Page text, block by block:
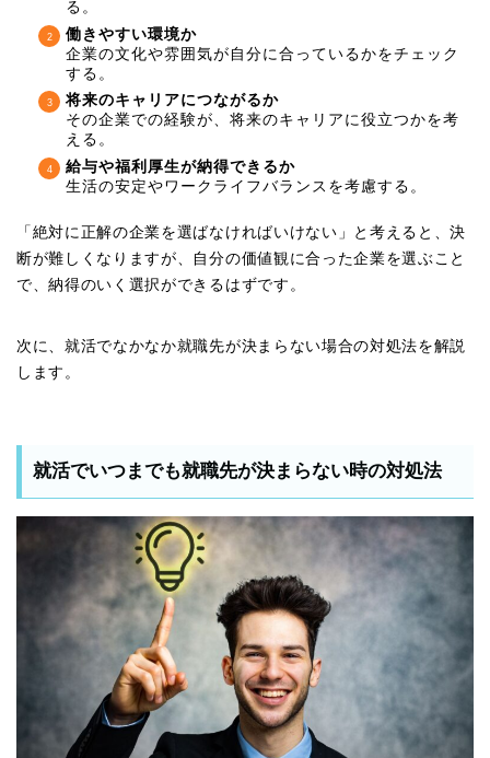
る。
働きやすい環境か
企業の文化や雰囲気が自分に合っているかをチェック
する。
将来のキャリアにつながるか
その企業での経験が、将来のキャリアに役立つかを考
える。
給与や福利厚生が納得できるか
生活の安定やワークライフバランスを考慮する。
「絶対に正解の企業を選ばなければいけない」と考えると、決
断が難しくなりますが、自分の価値観に合った企業を選ぶこと
で、納得のいく選択ができるはずです。
次に、就活でなかなか就職先が決まらない場合の対処法を解説
します。
就活でいつまでも就職先が決まらない時の対処法